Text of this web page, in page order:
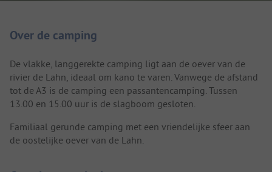
Over de camping
De vlakke, langgerekte camping ligt aan de oever van de
rivier de Lahn, ideaal om kano te varen. Vanwege de afstand
tot de A3 is de camping een passantencamping. Tussen
13.00 en 15.00 uur is de slagboom gesloten.
Familiaal gerunde camping met een vriendelijke sfeer aan
de oostelijke oever van de Lahn.